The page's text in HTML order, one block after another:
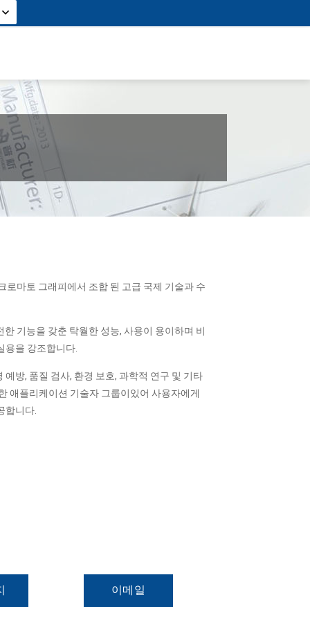
로마토 그래피에서 조합 된 고급 국제 기술과 수
기능을 갖춘 탁월한 성능, 사용이 용이하며 비
용을 강조합니다.
예방, 품질 검사, 환경 보호, 과학적 연구 및 기타
애플리케이션 기술자 그룹이있어 사용자에게
합니다.
이메일